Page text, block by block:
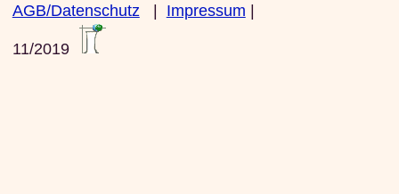
AGB/Datenschutz | Impressum |
11/2019